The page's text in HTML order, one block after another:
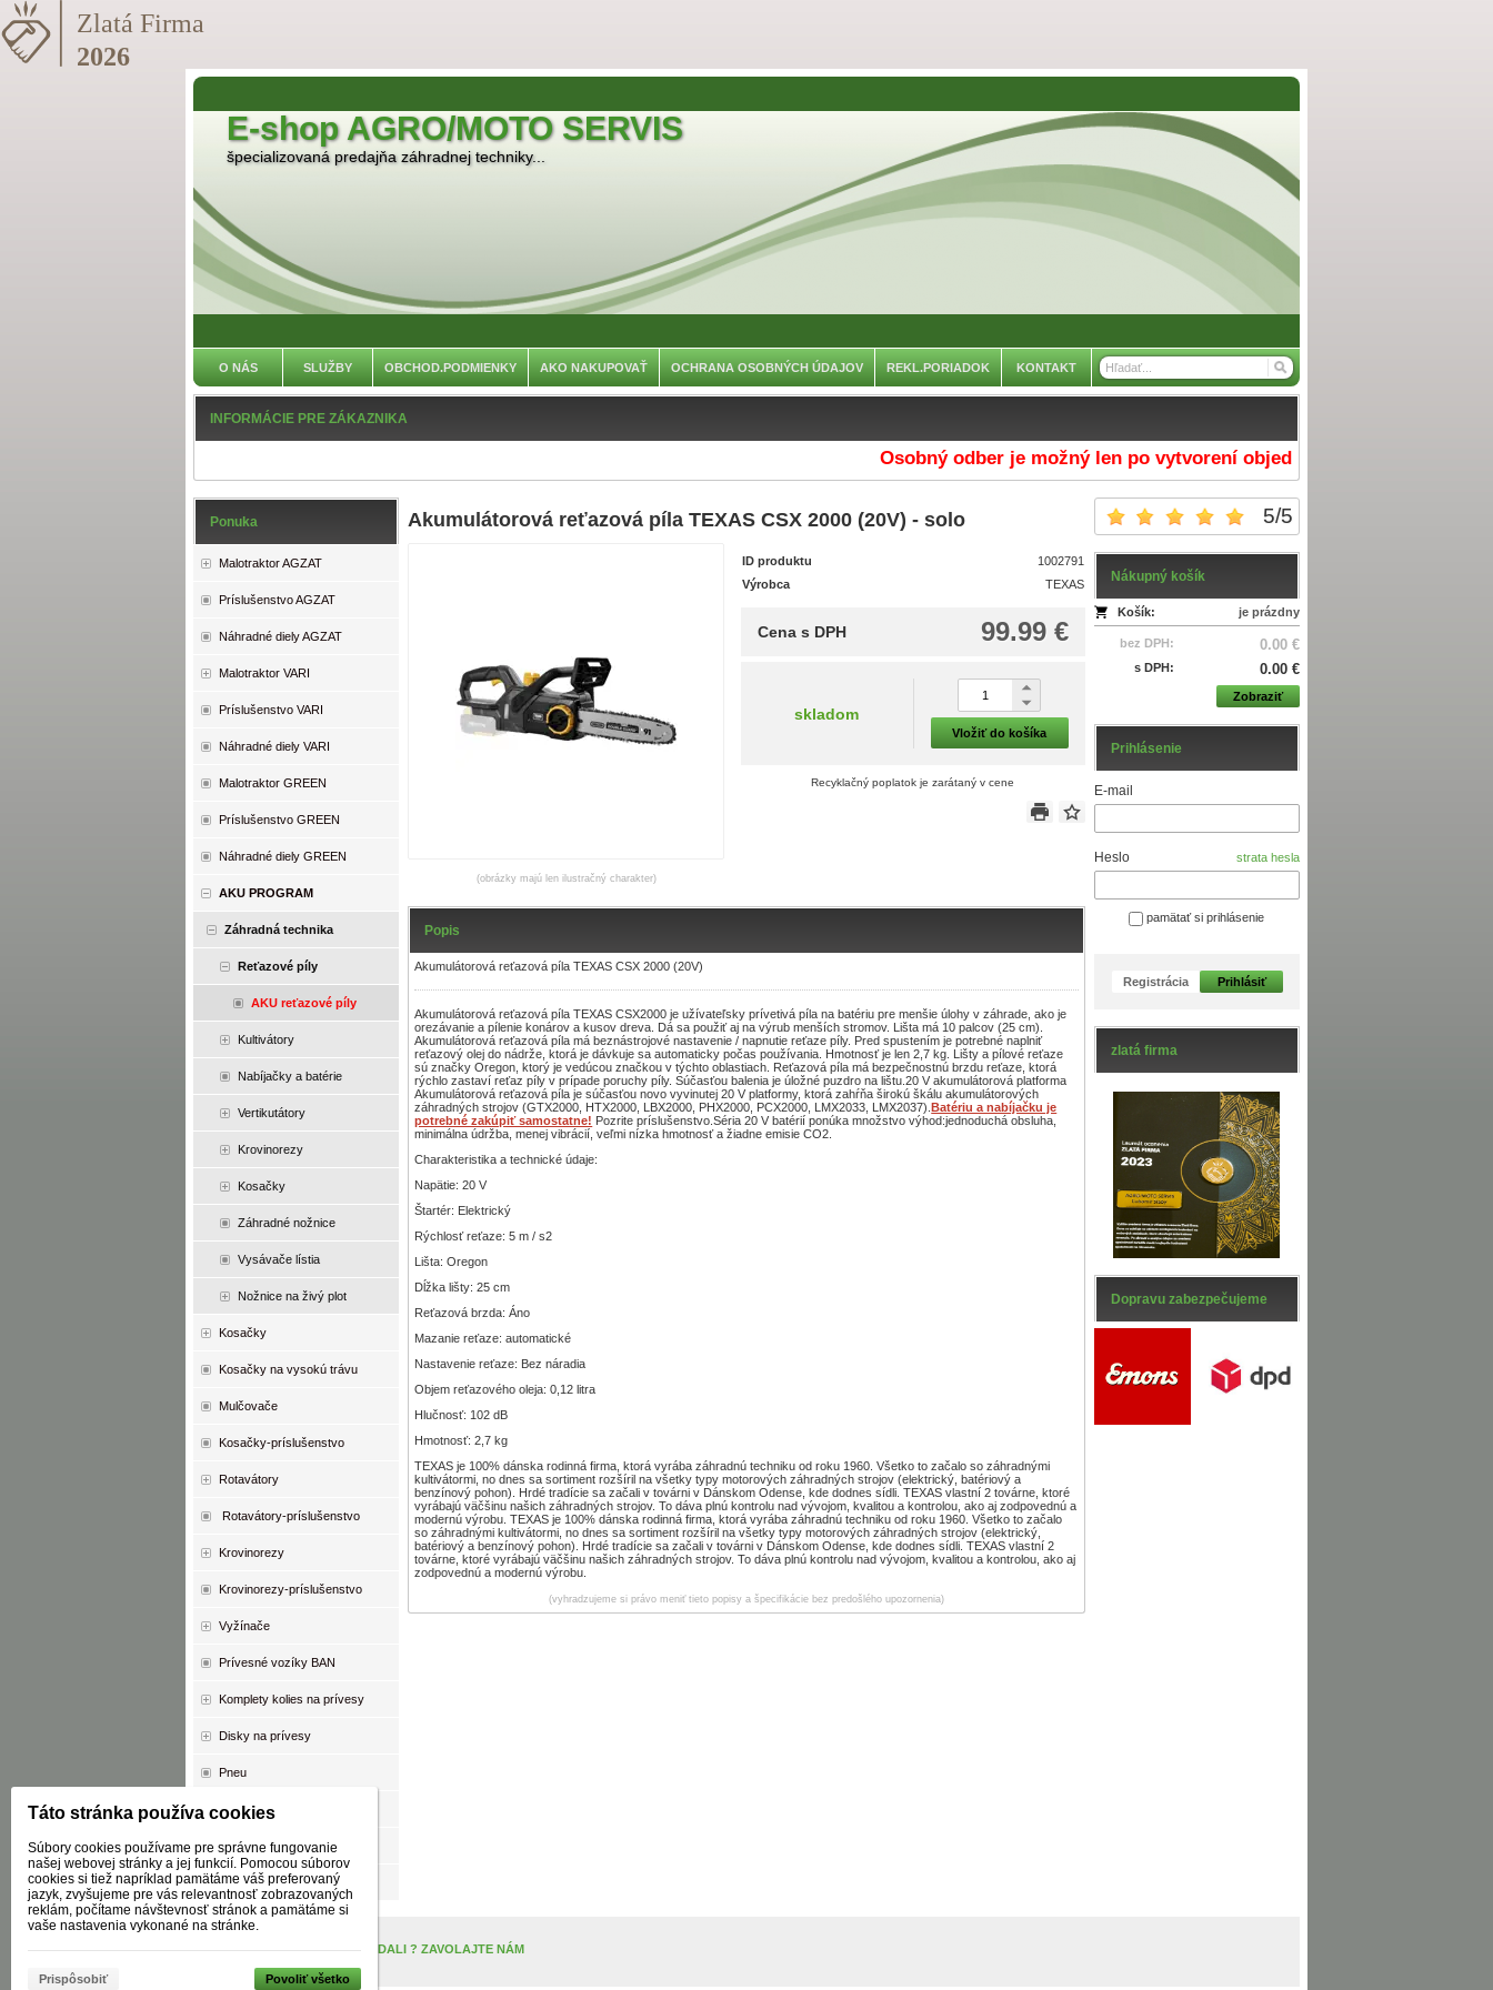
E-shop AGRO/MOTO SERVIS
špecializovaná predajňa záhradnej techniky...
O NÁS SLUŽBY OBCHOD.PODMIENKY AKO NAKUPOVAŤ OCHRANA OSOBNÝCH ÚDAJOV REKL.PORIADOK KONTAKT
INFORMÁCIE PRE ZÁKAZNIKA
Osobný odber je možný len po vytvorení objednávky v e-shope a
Ponuka
Malotraktor AGZAT
Príslušenstvo AGZAT
Náhradné diely AGZAT
Malotraktor VARI
Príslušenstvo VARI
Náhradné diely VARI
Malotraktor GREEN
Príslušenstvo GREEN
Náhradné diely GREEN
AKU PROGRAM
Záhradná technika
Reťazové píly
AKU reťazové píly
Kultivátory
Nabíjačky a batérie
Vertikutátory
Krovinorezy
Kosačky
Záhradné nožnice
Vysávače lístia
Nožnice na živý plot
Kosačky
Kosačky na vysokú trávu
Mulčovače
Kosačky-príslušenstvo
Rotavátory
Rotavátory-príslušenstvo
Krovinorezy
Krovinorezy-príslušenstvo
Vyžínače
Prívesné vozíky BAN
Komplety kolies na prívesy
Disky na prívesy
Pneu
Duše
Oleje
AKCIA
5/5
Nákupný košík
Košík: je prázdny
bez DPH: 0.00 €
s DPH: 0.00 €
Zobraziť
Prihlásenie
E-mail
Heslo strata hesla
pamätať si prihlásenie
Registrácia Prihlásiť
zlatá firma
Dopravu zabezpečujeme
Akumulátorová reťazová píla TEXAS CSX 2000 (20V) - solo
(obrázky majú len ilustračný charakter)
ID produktu
1002791
Výrobca
TEXAS
99.99 €
Cena s DPH
skladom
Vložiť do košíka
Recyklačný poplatok je zarátaný v cene
Popis
Akumulátorová reťazová píla TEXAS CSX 2000 (20V)
Akumulátorová reťazová píla TEXAS CSX2000 je užívateľsky prívetivá píla na batériu pre menšie úlohy v záhrade, ako je
orezávanie a pílenie konárov a kusov dreva. Dá sa použiť aj na výrub menších stromov. Lišta má 10 palcov (25 cm).
Akumulátorová reťazová píla má beznástrojové nastavenie / napnutie reťaze píly. Pred spustením je potrebné naplniť
reťazový olej do nádrže, ktorá je dávkuje sa automaticky počas používania. Hmotnosť je len 2,7 kg. Lišty a pílové reťaze
sú značky Oregon, ktorý je vedúcou značkou v týchto oblastiach. Reťazová píla má bezpečnostnú brzdu reťaze, ktorá
rýchlo zastaví reťaz píly v prípade poruchy píly. Súčasťou balenia je úložné puzdro na lištu.20 V akumulátorová platforma
Akumulátorová reťazová píla je súčasťou novo vyvinutej 20 V platformy, ktorá zahŕňa širokú škálu akumulátorových
záhradných strojov (GTX2000, HTX2000, LBX2000, PHX2000, PCX2000, LMX2033, LMX2037).Batériu a nabíjačku je
potrebné zakúpiť samostatne! Pozrite príslušenstvo.Séria 20 V batérií ponúka množstvo výhod:jednoduchá obsluha,
minimálna údržba, menej vibrácií, veľmi nízka hmotnosť a žiadne emisie CO2.
Charakteristika a technické údaje:
Napätie: 20 V
Štartér: Elektrický
Rýchlosť reťaze: 5 m / s2
Lišta: Oregon
Dĺžka lišty: 25 cm
Reťazová brzda: Áno
Mazanie reťaze: automatické
Nastavenie reťaze: Bez náradia
Objem reťazového oleja: 0,12 litra
Hlučnosť: 102 dB
Hmotnosť: 2,7 kg
TEXAS je 100% dánska rodinná firma, ktorá vyrába záhradnú techniku od roku 1960. Všetko to začalo so záhradnými
kultivátormi, no dnes sa sortiment rozšíril na všetky typy motorových záhradných strojov (elektrický, batériový a
benzínový pohon). Hrdé tradície sa začali v továrni v Dánskom Odense, kde dodnes sídli. TEXAS vlastní 2 továrne, ktoré
vyrábajú väčšinu našich záhradných strojov. To dáva plnú kontrolu nad vývojom, kvalitou a kontrolou, ako aj zodpovednú a
modernú výrobu. TEXAS je 100% dánska rodinná firma, ktorá vyrába záhradnú techniku od roku 1960. Všetko to začalo
so záhradnými kultivátormi, no dnes sa sortiment rozšíril na všetky typy motorových záhradných strojov (elektrický,
batériový a benzínový pohon). Hrdé tradície sa začali v továrni v Dánskom Odense, kde dodnes sídli. TEXAS vlastní 2
továrne, ktoré vyrábajú väčšinu našich záhradných strojov. To dáva plnú kontrolu nad vývojom, kvalitou a kontrolou, ako aj
zodpovednú a modernú výrobu.
(vyhradzujeme si právo meniť tieto popisy a špecifikácie bez predošlého upozornenia)
NENAŠLI STE, ČO STE HĽADALI ? ZAVOLAJTE NÁM
Táto stránka používa cookies
Súbory cookies používame pre správne fungovanie
našej webovej stránky a jej funkcií. Pomocou súborov
cookies si tiež napríklad pamätáme váš preferovaný
jazyk, zvyšujeme pre vás relevantnosť zobrazovaných
reklám, počítame návštevnosť stránok a pamätáme si
vaše nastavenia vykonané na stránke.
Prispôsobiť Povoliť všetko